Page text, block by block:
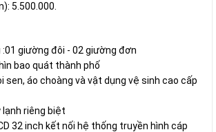
5.500.000.
:01 giường đôi - 02 giường đơn
bao quát thành phố
sen, áo choàng và vật dụng vệ sinh cao cấp
lạnh riêng biệt
32 inch kết nối hệ thống truyền hình cáp